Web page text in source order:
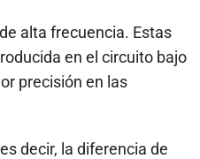
alta frecuencia. Estas
en el circuito bajo
precisión en las
decir, la diferencia de